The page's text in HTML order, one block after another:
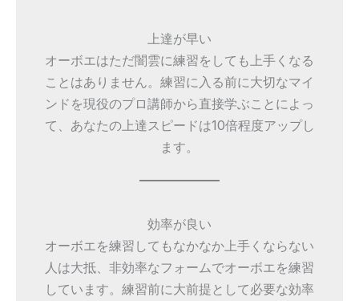
上達が早い
オーボエはただ闇雲に練習をしても上手くなる
ことはありません。練習に入る前に大切なマイ
ンドを現役のプロ講師から直接学ぶことによっ
て、あなたの上達スピードは10倍程度アップし
ます。
効率が良い
オーボエを練習してもなかなか上手くならない
人は大抵、非効率なフォームでオーボエを練習
しています。練習前に大前提として必要な効率